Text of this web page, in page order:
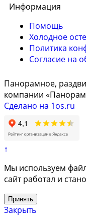
Информация
Помощь
Холодное
Политика
Согласие на
Панорамное,
компании
Сделано на 1os.ru
↑
Мы используем
сайт работал и
Принять
Закрыть